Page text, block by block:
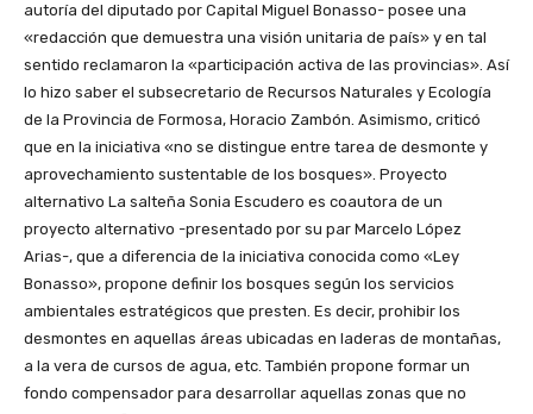
autoría del diputado por Capital Miguel Bonasso- posee una
«redacción que demuestra una visión unitaria de país» y en tal
sentido reclamaron la «participación activa de las provincias». Así
lo hizo saber el subsecretario de Recursos Naturales y Ecología
de la Provincia de Formosa, Horacio Zambón. Asimismo, criticó
que en la iniciativa «no se distingue entre tarea de desmonte y
aprovechamiento sustentable de los bosques». Proyecto
alternativo La salteña Sonia Escudero es coautora de un
proyecto alternativo -presentado por su par Marcelo López
Arias-, que a diferencia de la iniciativa conocida como «Ley
Bonasso», propone definir los bosques según los servicios
ambientales estratégicos que presten. Es decir, prohibir los
desmontes en aquellas áreas ubicadas en laderas de montañas,
a la vera de cursos de agua, etc. También propone formar un
fondo compensador para desarrollar aquellas zonas que no